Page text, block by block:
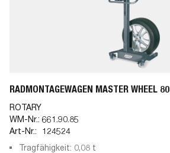
RADMONTAGEWAGEN MASTER WHEEL 80
ROTARY
WM-Nr.: 661.90.85
Art-Nr.:
124524
Tragfähigkeit: 0,08 t